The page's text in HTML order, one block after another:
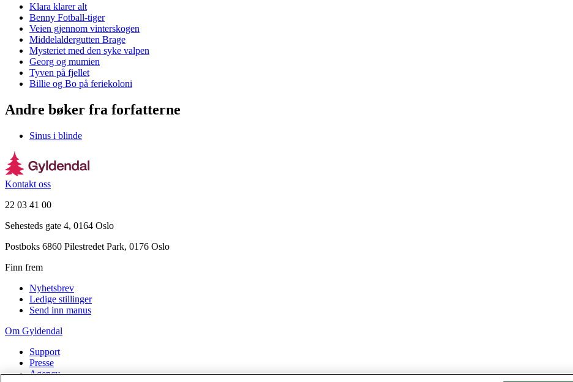
Klara klarer alt
Benny Fotball-tiger
Veien gjennom vinterskogen
Middelaldergutten Brage
Mysteriet med den syke valpen
Georg og mumien
Tyven på fjellet
Billie og Bo på feriekoloni
Andre bøker fra forfatterne
Sinus i blinde
Kontakt oss
22 03 41 00
Sehesteds gate 4, 0164 Oslo
Postboks 6860 Pilestredet Park, 0176 Oslo
Finn frem
Nyhetsbrev
Ledige stillinger
Send inn manus
Om Gyldendal
Support
Presse
Agency